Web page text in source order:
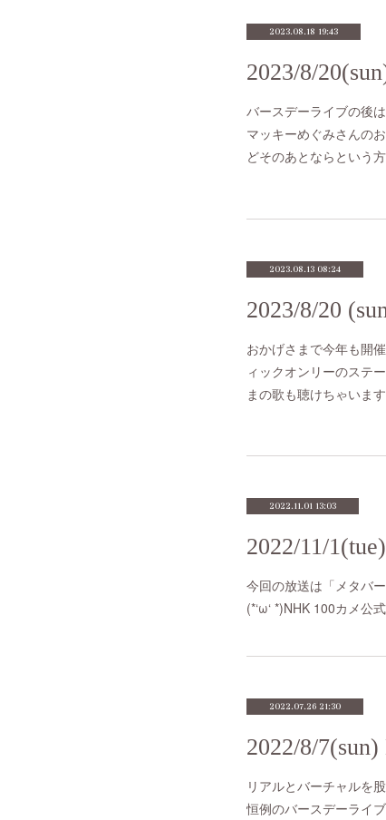
2023.08.18 19:43
バースデーライブの後
マッキーめぐみさんの
どそのあとならという
2023.08.13 08:24
おかげさまで今年も開
ィックオンリーのステ
まの歌も聴けちゃいま
2022.11.01 13:03
2022/11/
今回の放送は「メタバ
(*‘ω‘ *)NHK 100カメ公
2022.07.26 21:30
リアルとバーチャルを
恒例のバースデーライ